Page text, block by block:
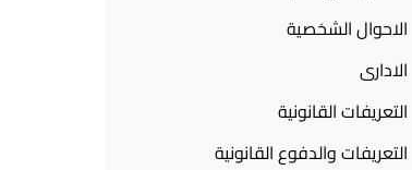
الاحوال الشخصية
الادارى
التعريفات القانونية
التعريفات والدفوع القانونية